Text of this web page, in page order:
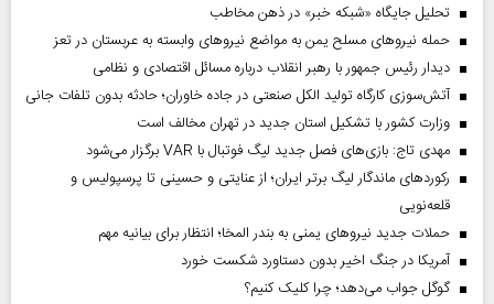
تحلیل جایگاه «شبکه خبر» در ذهن مخاطب
حمله نیروهای مسلح یمن به مواضع نیروهای وابسته به عربستان در تعز
دیدار رئیس‌ جمهور با رهبر انقلاب درباره مسائل اقتصادی و نظامی
آتش‌سوزی کارگاه تولید الکل صنعتی در جاده خاوران؛ حادثه بدون تلفات جانی
وزارت کشور با تشکیل استان جدید در تهران مخالف است
مهدی تاج: بازی‌های فصل جدید لیگ فوتبال با VAR برگزار می‌شود
رکورد‌های ماندگار لیگ برتر ایران؛ از عنایتی و حسینی تا پرسپولیس و
قلعه‌نویی
حملات جدید نیروهای یمنی به بندر المخا؛ انتظار برای بیانیه مهم
آمریکا در جنگ اخیر بدون دستاورد شکست خورد
گوگل جواب می‌دهد؛ چرا کلیک کنیم؟